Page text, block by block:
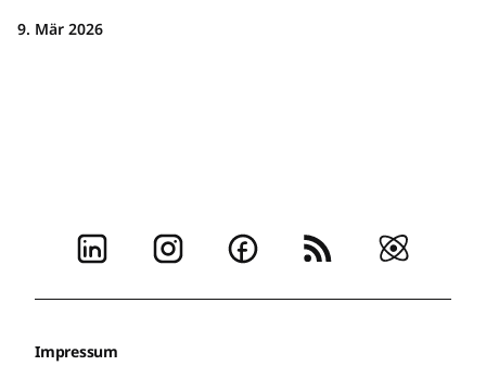
9. Mär 2026
Impressum